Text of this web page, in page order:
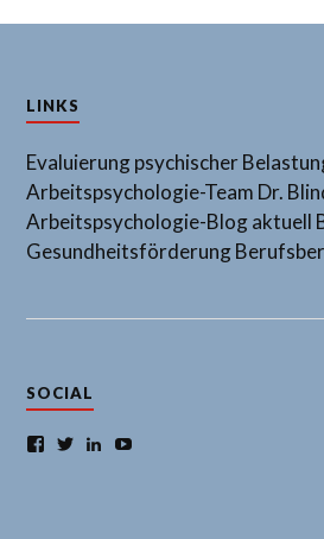
LINKS
Evaluierung psychischer
Arbeitspsychologie-Team Dr.
Arbeitspsychologie-Blog aktuell
Gesundheitsförderung
SOCIAL
Facebook
TwitterLinkedIn
YouTube